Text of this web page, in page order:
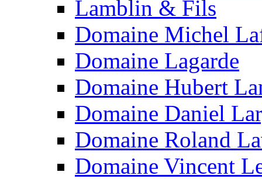
Lamblin & Fils
Domaine Michel
Domaine Lagarde
Domaine Hubert
Domaine Daniel
Domaine Roland
Domaine Vincent